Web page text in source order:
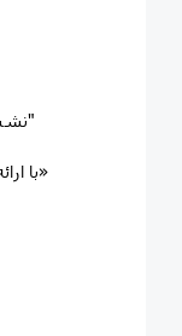
⭕ نشست مجازی "تشکیلات در شب انتخابات"
👤با ارائه: برهان دلیری فرد«مدرس مدرسه کالک»